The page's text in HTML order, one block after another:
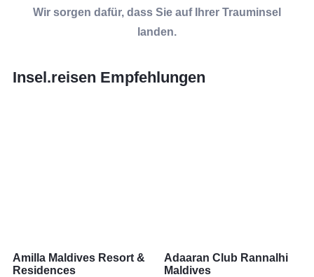
Wir sorgen dafür, dass Sie auf Ihrer Trauminsel
landen.
Insel.reisen Empfehlungen
Amilla Maldives Resort &
Residences
Adaaran Club Rannalhi
Maldives